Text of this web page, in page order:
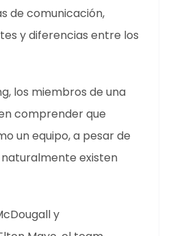
de comunicación,
y diferencias entre los
los miembros de una
comprender que
un equipo, a pesar de
existen
y